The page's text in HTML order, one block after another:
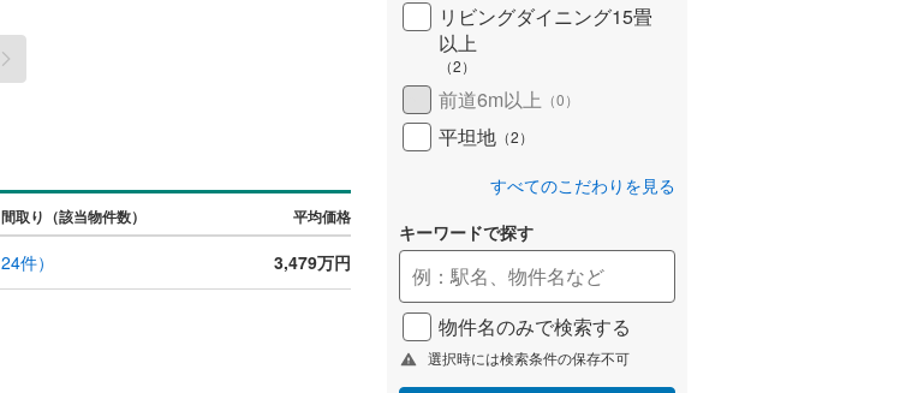
間取り（該当物件数） 平均価格
24件） 3,479万円
リビングダイニング15畳
以上
（2）
前道6m以上 （0）
平坦地 （2）
すべてのこだわりを見る
キーワードで探す
物件名のみで検索する
選択時には検索条件の保存不可